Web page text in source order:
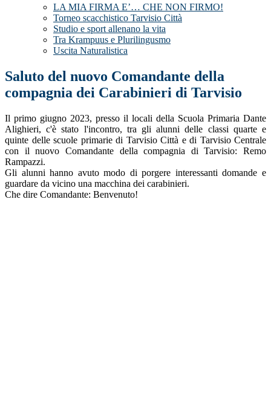
LA MIA FIRMA E’… CHE NON FIRMO!
Torneo scacchistico Tarvisio Città
Studio e sport allenano la vita
Tra Krampuus e Plurilingusmo
Uscita Naturalistica
Saluto del nuovo Comandante della
compagnia dei Carabinieri di Tarvisio
Il primo giugno 2023, presso il locali della Scuola Primaria Dante
Alighieri, c'è stato l'incontro, tra gli alunni delle classi quarte e
quinte delle scuole primarie di Tarvisio Città e di Tarvisio Centrale
con il nuovo Comandante della compagnia di Tarvisio: Remo
Rampazzi.
Gli alunni hanno avuto modo di porgere interessanti domande e
guardare da vicino una macchina dei carabinieri.
Che dire Comandante: Benvenuto!